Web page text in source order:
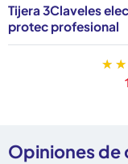
Tijera 3Claveles
protec profesional
Opiniones de